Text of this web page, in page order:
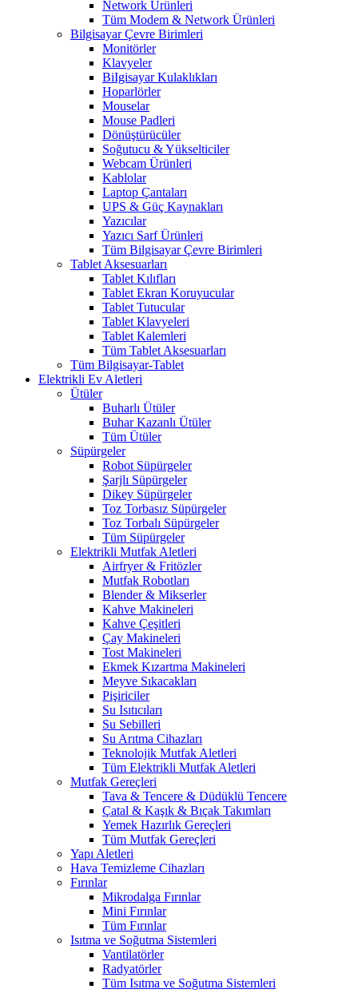
Network Ürünleri
Tüm Modem & Network Ürünleri
Bilgisayar Çevre Birimleri
Monitörler
Klavyeler
BiIgisayar Kulaklıkları
Hoparlörler
Mouselar
Mouse Padleri
Dönüştürücüler
Soğutucu & Yükselticiler
Webcam Ürünleri
Kablolar
Laptop Çantaları
UPS & Güç Kaynakları
Yazıcılar
Yazıcı Sarf Ürünleri
Tüm Bilgisayar Çevre Birimleri
Tablet Aksesuarları
Tablet Kılıfları
Tablet Ekran Koruyucular
Tablet Tutucular
Tablet Klavyeleri
Tablet Kalemleri
Tüm Tablet Aksesuarları
Tüm Bilgisayar-Tablet
Elektrikli Ev Aletleri
Ütüler
Buharlı Ütüler
Buhar Kazanlı Ütüler
Tüm Ütüler
Süpürgeler
Robot Süpürgeler
Şarjlı Süpürgeler
Dikey Süpürgeler
Toz Torbasız Süpürgeler
Toz Torbalı Süpürgeler
Tüm Süpürgeler
Elektrikli Mutfak Aletleri
Airfryer & Fritözler
Mutfak Robotları
Blender & Mikserler
Kahve Makineleri
Kahve Çeşitleri
Çay Makineleri
Tost Makineleri
Ekmek Kızartma Makineleri
Meyve Sıkacakları
Pişiriciler
Su Isıtıcıları
Su Sebilleri
Su Arıtma Cihazları
Teknolojik Mutfak Aletleri
Tüm Elektrikli Mutfak Aletleri
Mutfak Gereçleri
Tava & Tencere & Düdüklü Tencere
Çatal & Kaşık & Bıçak Takımları
Yemek Hazırlık Gereçleri
Tüm Mutfak Gereçleri
Yapı Aletleri
Hava Temizleme Cihazları
Fırınlar
Mikrodalga Fırınlar
Mini Fırınlar
Tüm Fırınlar
Isıtma ve Soğutma Sistemleri
Vantilatörler
Radyatörler
Tüm Isıtma ve Soğutma Sistemleri